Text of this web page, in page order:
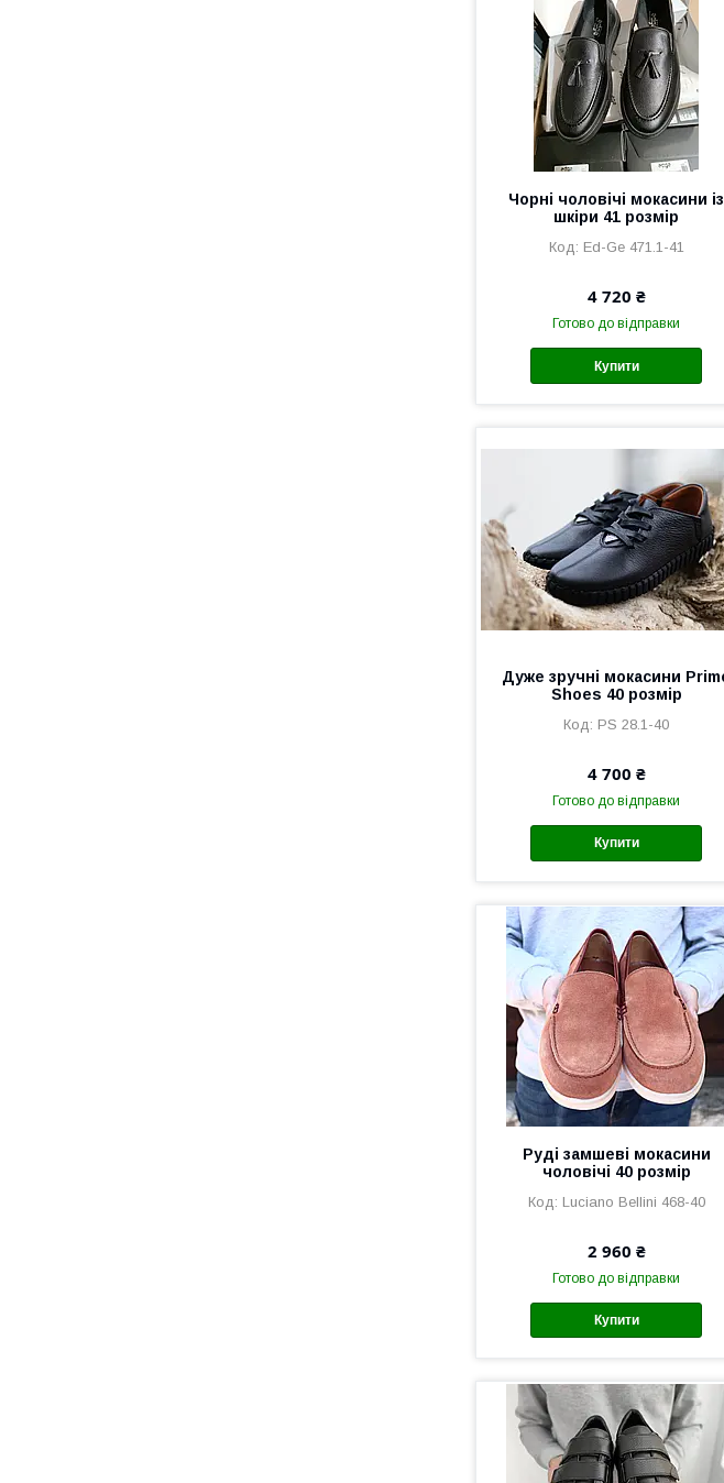
Чорні чоловічі мокасини із
шкіри 41 розмір
Ed-Ge 471.1-41
4 720 ₴
Готово до відправки
Купити
Дуже зручні мокасини
Shoes 40 розмір
PS 28.1-40
4 700 ₴
Готово до відправки
Купити
Руді замшеві мокасини
чоловічі 40 розмір
Luciano Bellini 468-40
2 960 ₴
Готово до відправки
Купити